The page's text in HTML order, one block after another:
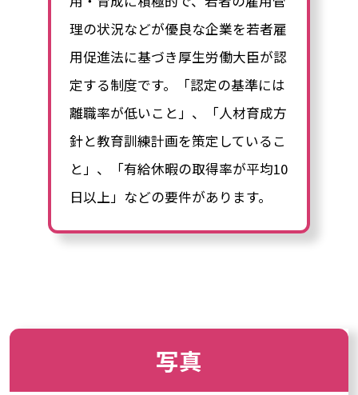
理の状況などが優良な企業を若者雇
用促進法に基づき厚生労働大臣が認
定する制度です。「認定の基準には
離職率が低いこと」、「人材育成方
針と教育訓練計画を策定しているこ
と」、「有給休暇の取得率が平均10
日以上」などの要件があります。
写真